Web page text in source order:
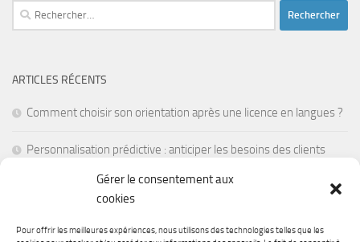
Gérer le consentement aux
cookies
Pour offrir les meilleures expériences, nous utilisons des technologies telles que les
Rechercher :
ARTICLES RÉCENTS
Comment choisir son orientation après une licence en langues ?
Personnalisation prédictive : anticiper les besoins des clients
La réalité mixte pour former les employés en situations de crise